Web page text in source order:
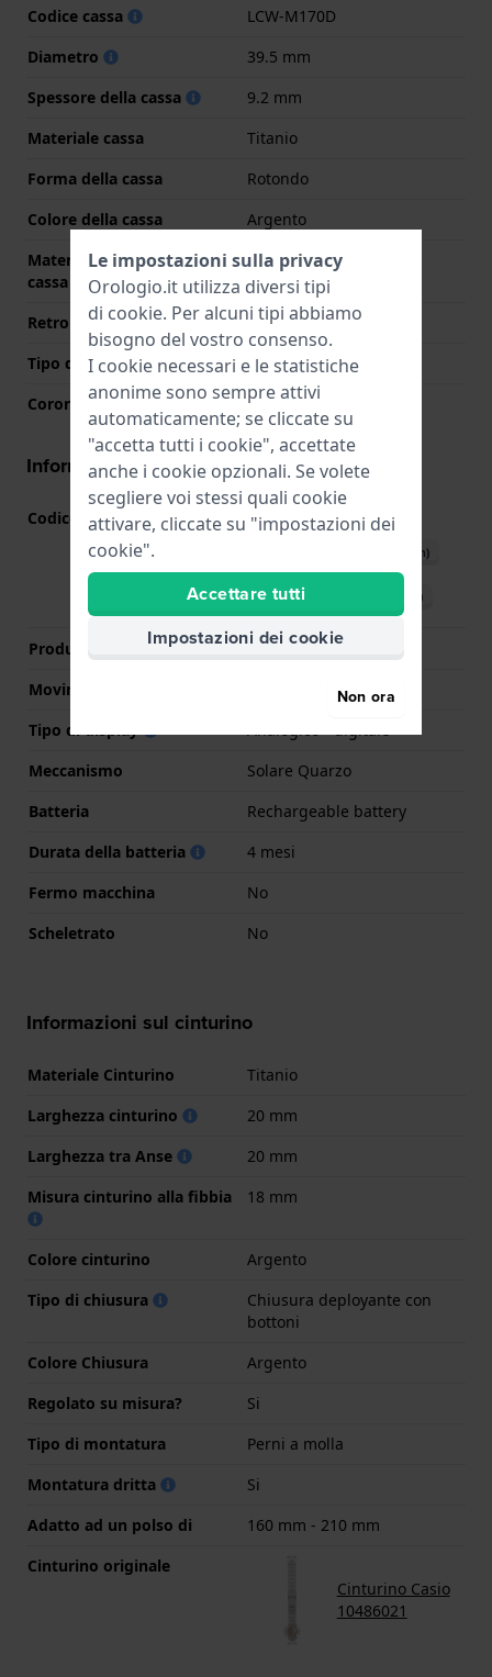
Codice cassa
LCW-M170D
Diametro
39.5 mm
Spessore della cassa
9.2 mm
Materiale cassa
Titanio
Forma della cassa
Rotondo
Colore della cassa
Argento
Materiale del retro della
cassa
Titanio
Retro cassa
Chiusura con viti
Tipo di vetro
Zaffiro
Corona
N/D
Informazioni del movimento
Codice Movimento 5161(Vedi specifiche)
Scarica il manuale (English)
Scarica il manuale (Italian)
Produttore Movimento
Casio
Movimento svizzero
Tipo di display
Analogico - digitale
Meccanismo
Solare Quarzo
Batteria
Rechargeable battery
Durata della batteria
4 mesi
Fermo macchina
No
Scheletrato
No
Informazioni sul cinturino
Materiale Cinturino
Titanio
Larghezza cinturino
20 mm
Larghezza tra Anse
20 mm
Misura cinturino alla fibbia
18 mm
Colore cinturino
Argento
Tipo di chiusura
Chiusura deployante con
bottoni
Colore Chiusura
Argento
Regolato su misura?
Si
Tipo di montatura
Perni a molla
Montatura dritta
Si
Adatto ad un polso di
160 mm - 210 mm
Cinturino originale
Cinturino Casio
10486021
Le impostazioni sulla privacy
Orologio.it utilizza diversi tipi
di cookie. Per alcuni tipi abbiamo
bisogno del vostro consenso.
I cookie necessari e le statistiche
anonime sono sempre attivi
automaticamente; se cliccate su
"accetta tutti i cookie", accettate
anche i cookie opzionali. Se volete
scegliere voi stessi quali cookie
attivare, cliccate su "impostazioni dei
cookie".
Accettare tutti
Impostazioni dei cookie
Non ora